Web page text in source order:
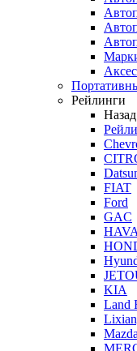
Рейлинги
Назад
FIAT
Ford
GAC
KIA
Land
Mazda